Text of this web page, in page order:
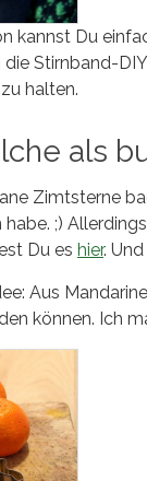
kannst Du
Stirnband-
halten.
als
Zimtsterne
;)
Du es hier.
Aus
können. Ich